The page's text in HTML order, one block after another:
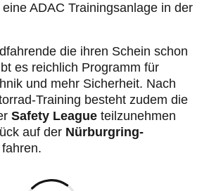
ADAC Trainingsanlage in der
die ihren Schein schon
es reichlich Programm für
und mehr Sicherheit. Nach
Training besteht zudem die
Safety League teilzunehmen
auf der Nürburgring-